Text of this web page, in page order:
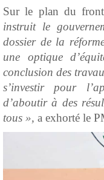
Sur le plan du
instruit le
dossier de la
une optique
conclusion des
s’investir pour
d’aboutir à des
tous », a exhorté le